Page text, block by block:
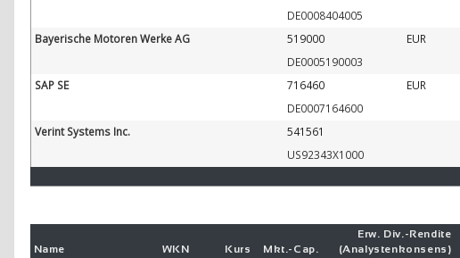
DE0008404005
Bayerische Motoren Werke AG
519000 EUR
DE0005190003
SAP SE
716460 EUR
DE0007164600
Verint Systems Inc.
541561
US92343X1000
Name WKN Kurs Mkt.- Cap.
Erw. Div.- Ren­di­te
(Analystenkonsens)